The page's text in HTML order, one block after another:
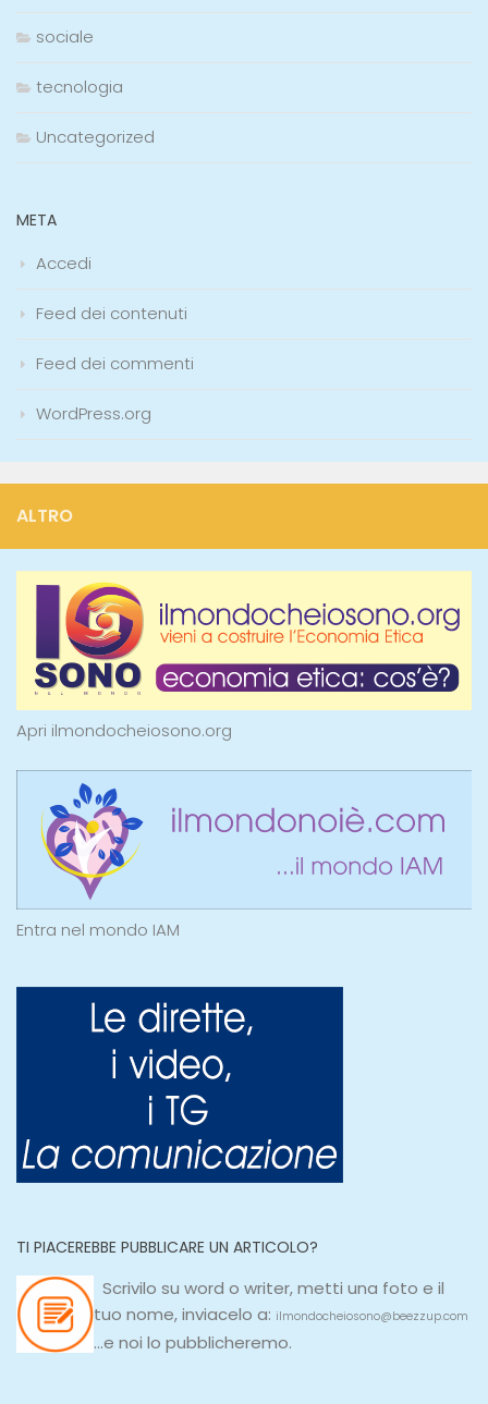
sociale
tecnologia
Uncategorized
META
Accedi
Feed dei contenuti
Feed dei commenti
WordPress.org
ALTRO
Apri ilmondocheiosono.org
Entra nel mondo IAM
TI PIACEREBBE PUBBLICARE UN ARTICOLO?
Scrivilo su word o writer, metti una foto e il
tuo nome, inviacelo a: ilmondocheiosono@beezzup.com
...e noi lo pubblicheremo.